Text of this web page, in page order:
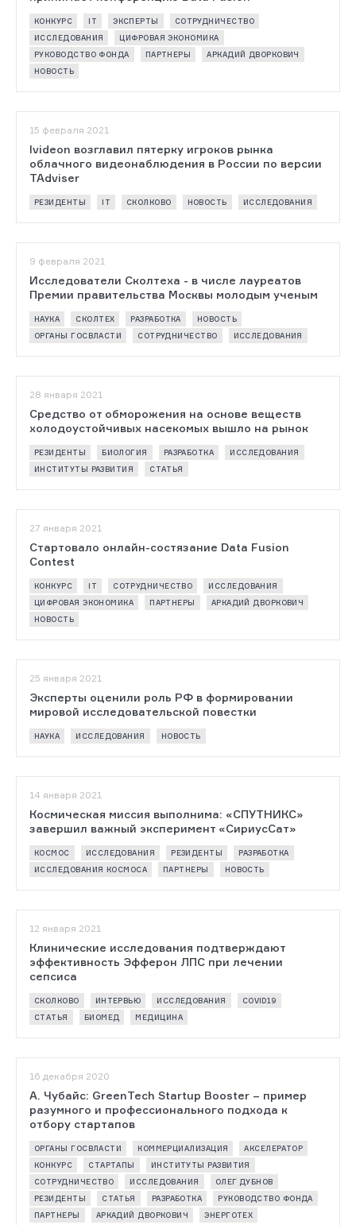
КОНКУРС IT ЭКСПЕРТЫ
СОТРУДНИЧЕСТВО
ИССЛЕДОВАНИЯ
ЦИФРОВАЯ ЭКОНОМИКА
РУКОВОДСТВО ФОНДА
ПАРТНЕРЫ
АРКАДИЙ ДВОРКОВИЧ
НОВОСТЬ
15 февраля 2021
Ivideon возглавил пятерку игроков рынка
облачного видеонаблюдения в России по версии
TAdviser
РЕЗИДЕНТЫ IT СКОЛКОВО НОВОСТЬ ИССЛЕДОВАНИЯ
9 февраля 2021
Исследователи Сколтеха - в числе лауреатов
Премии правительства Москвы молодым ученым
НАУКА СКОЛТЕХ РАЗРАБОТКА
НОВОСТЬ
ОРГАНЫ ГОСВЛАСТИ
СОТРУДНИЧЕСТВО ИССЛЕДОВАНИЯ
28 января 2021
Средство от обморожения на основе веществ
холодоустойчивых насекомых вышло на рынок
РЕЗИДЕНТЫ БИОЛОГИЯ РАЗРАБОТКА
ИССЛЕДОВАНИЯ
ИНСТИТУТЫ РАЗВИТИЯ
СТАТЬЯ
27 января 2021
Стартовало онлайн-состязание Data Fusion
Contest
КОНКУРС IT СОТРУДНИЧЕСТВО
ИССЛЕДОВАНИЯ
ЦИФРОВАЯ ЭКОНОМИКА
ПАРТНЕРЫ
АРКАДИЙ ДВОРКОВИЧ
НОВОСТЬ
25 января 2021
Эксперты оценили роль РФ в формировании
мировой исследовательской повестки
НАУКА ИССЛЕДОВАНИЯ НОВОСТЬ
14 января 2021
Космическая миссия выполнима: «СПУТНИКС»
завершил важный эксперимент «СириусСат»
КОСМОС ИССЛЕДОВАНИЯ РЕЗИДЕНТЫ
РАЗРАБОТКА
ИССЛЕДОВАНИЯ КОСМОСА
ПАРТНЕРЫ НОВОСТЬ
12 января 2021
Клинические исследования подтверждают
эффективность Эфферон ЛПС при лечении
сепсиса
СКОЛКОВО ИНТЕРВЬЮ ИССЛЕДОВАНИЯ
COVID19
СТАТЬЯ
БИОМЕД МЕДИЦИНА
16 декабря 2020
А. Чубайс: GreenTech Startup Booster – пример
разумного и профессионального подхода к
отбору стартапов
ОРГАНЫ ГОСВЛАСТИ КОММЕРЦИАЛИЗАЦИЯ
АКСЕЛЕРАТОР
КОНКУРС
СТАРТАПЫ
ИНСТИТУТЫ РАЗВИТИЯ
СОТРУДНИЧЕСТВО
ИССЛЕДОВАНИЯ
ОЛЕГ ДУБНОВ
РЕЗИДЕНТЫ
СТАТЬЯ РАЗРАБОТКА
РУКОВОДСТВО ФОНДА
ПАРТНЕРЫ
АРКАДИЙ ДВОРКОВИЧ ЭНЕРГОТЕХ